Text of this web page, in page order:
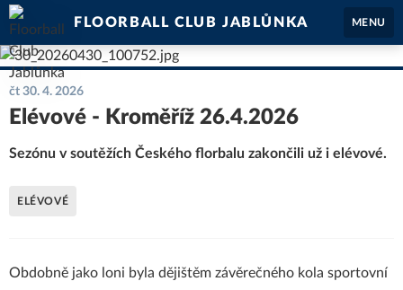
FLOORBALL CLUB JABLŮNKA MENU
čt 30. 4. 2026
Elévové - Kroměříž 26.4.2026
Sezónu v soutěžích Českého florbalu zakončili už i elévové.
ELÉVOVÉ
Obdobně jako loni byla dějištěm závěrečného kola sportovní